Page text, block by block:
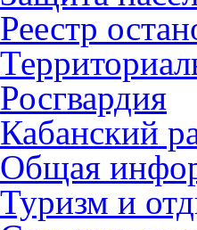
Реестр
Росгвардия
Кабанский
Общая
Туризм и